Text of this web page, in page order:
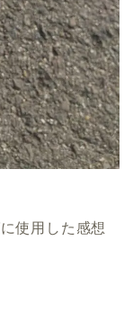
使用した感想